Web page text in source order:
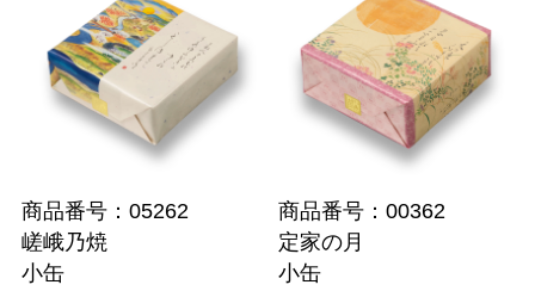
商品番号：05262
嵯峨乃焼
小缶
商品番号：00362
定家の月
小缶